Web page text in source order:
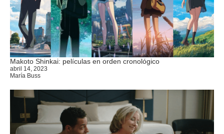
Makoto Shinkai: películas en orden cronológico
abril 14, 2023
María Buss